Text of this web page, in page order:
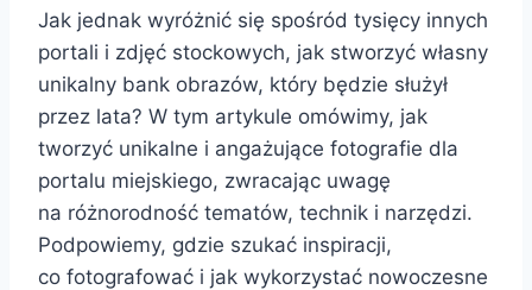
Jak jednak wyróżnić się spośród tysięcy innych
portali i zdjęć stockowych, jak stworzyć własny
unikalny bank obrazów, który będzie służył
przez lata? W tym artykule omówimy, jak
tworzyć unikalne i angażujące fotografie dla
portalu miejskiego, zwracając uwagę
na różnorodność tematów, technik i narzędzi.
Podpowiemy, gdzie szukać inspiracji,
co fotografować i jak wykorzystać nowoczesne